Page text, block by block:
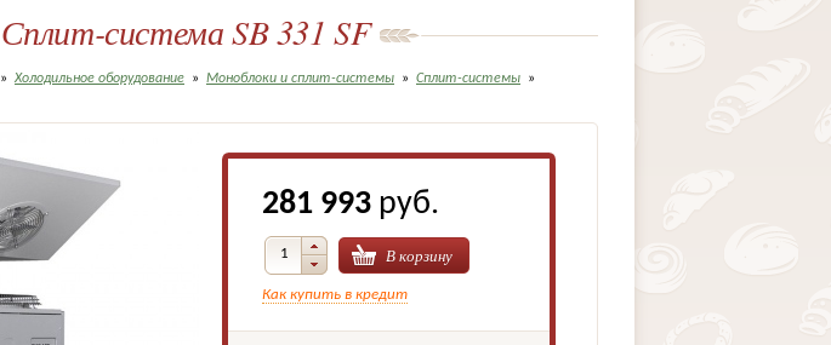
Сплит-система SB 331 SF
» Холодильное оборудование » Моноблоки и сплит-системы » Сплит-системы »
281 993 руб.
В корзину
Как купить в кредит